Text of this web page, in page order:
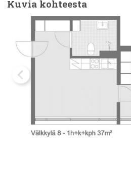
Kuvia kohteesta